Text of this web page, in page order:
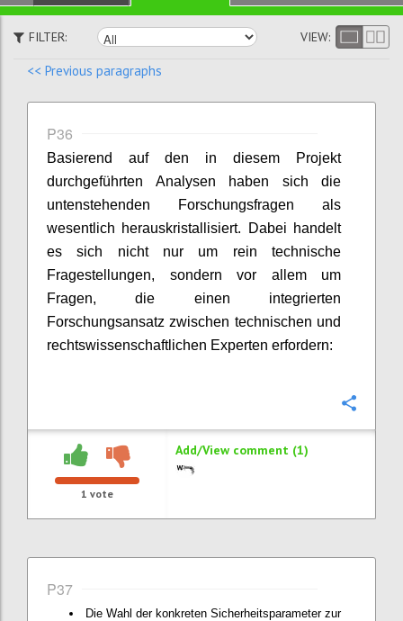
FILTER: VIEW:
<< Previous paragraphs
P36
Basierend auf den in diesem Projekt
durchgeführten Analysen haben sich die
untenstehenden Forschungsfragen als
wesentlich herauskristallisiert. Dabei handelt
es sich nicht nur um rein technische
Fragestellungen, sondern vor allem um
Fragen, die einen integrierten
Forschungsansatz zwischen technischen und
rechtswissenschaftlichen Experten erfordern:
1 vote
Add/View comment (1)
P37
Die Wahl der konkreten Sicherheitsparameter zur